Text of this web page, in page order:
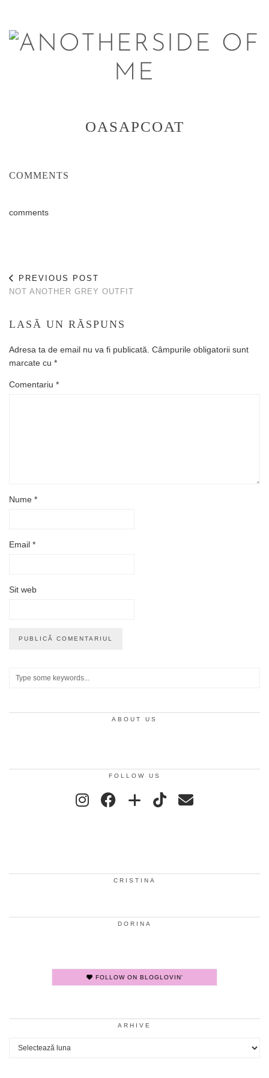
OASAPCOAT
COMMENTS
comments
PREVIOUS POST
NOT ANOTHER GREY OUTFIT
LASĂ UN RĂSPUNS
Adresa ta de email nu va fi publicată. Câmpurile obligatorii sunt
marcate cu *
Comentariu *
Nume *
Email *
Sit web
ABOUT US
FOLLOW US
CRISTINA
DORINA
FOLLOW ON BLOGLOVIN'
ARHIVE
Arhive